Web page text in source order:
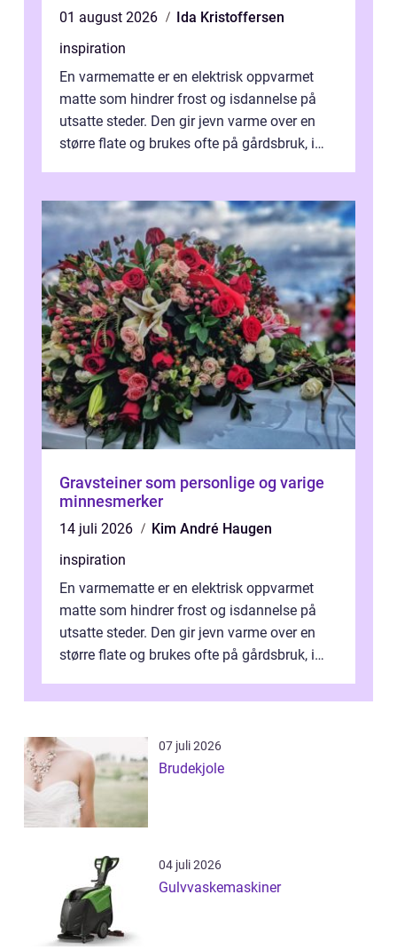
01 august 2026
Ida Kristoffersen
inspiration
En varmematte er en elektrisk oppvarmet
matte som hindrer frost og isdannelse på
utsatte steder. Den gir jevn varme over en
større flate og brukes ofte på gårdsbruk, i
Gravsteiner som personlige og varige
minnesmerker
14 juli 2026
Kim André Haugen
inspiration
En varmematte er en elektrisk oppvarmet
matte som hindrer frost og isdannelse på
utsatte steder. Den gir jevn varme over en
større flate og brukes ofte på gårdsbruk, i
07 juli 2026
Brudekjole
04 juli 2026
Gulvvaskemaskiner